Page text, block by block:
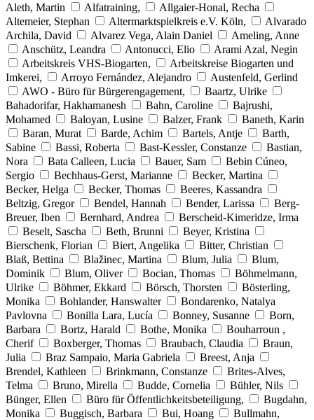
Aleth, Martin
Alfatraining,
Allgaier-Honal, Recha
Altemeier, Stephan
Altermarktspielkreis e.V. Köln,
Alvarado
Archila, David
Alvarez Vega, Alain Daniel
Ameling, Anne
Anschütz, Leandra
Antonucci, Elio
Arami Azal, Negin
Arbeitskreis VHS-Biogarten,
Arbeitskreise Biogarten und
Imkerei,
Arroyo Fernández, Alejandro
Austenfeld, Gerlind
AWO - Büro für Bürgerengagement,
Baartz, Ulrike
Bahadorifar, Hakhamanesh
Bahn, Caroline
Bajrushi,
Mohamed
Baloyan, Lusine Balzer, Frank
Baneth, Karin
Baran, Murat
Barde, Achim Bartels, Antje
Barth,
Sabine
Bassi, Roberta Bast-Kessler, Constanze
Bastian,
Nora
Bata Calleen, Lucia Bauer, Sam
Bebin Cúneo,
Sergio
Bechhaus-Gerst, Marianne
Becker, Martina
Becker, Helga
Becker, Thomas
Beeres, Kassandra
Beltzig, Gregor
Bendel, Hannah Bender, Larissa
Berg-
Breuer, Iben
Bernhard, Andrea
Berscheid-Kimeridze, Irma
Beselt, Sascha
Beth, Brunni
Beyer, Kristina
Bierschenk, Florian
Biert, Angelika
Bitter, Christian
Blaß, Bettina
Blažinec, Martina Blum, Julia
Blum,
Dominik
Blum, Oliver Bocian, Thomas
Böhmelmann,
Ulrike
Böhmer, Ekkard Börsch, Thorsten
Bösterling,
Monika
Bohlander, Hanswalter
Bondarenko, Natalya
Pavlovna
Bonilla Lara, Lucía Bonney, Susanne
Born,
Barbara
Bortz, Harald Bothe, Monika
Bouharroun ,
Cherif
Boxberger, Thomas Braubach, Claudia
Braun,
Julia
Braz Sampaio, Maria Gabriela
Breest, Anja
Brendel, Kathleen
Brinkmann, Constanze
Brites-Alves,
Telma
Bruno, Mirella Budde, Cornelia
Bühler, Nils
Bünger, Ellen
Büro für Öffentlichkeitsbeteiligung,
Bugdahn,
Monika
Buggisch, Barbara Bui, Hoang
Bullmahn,